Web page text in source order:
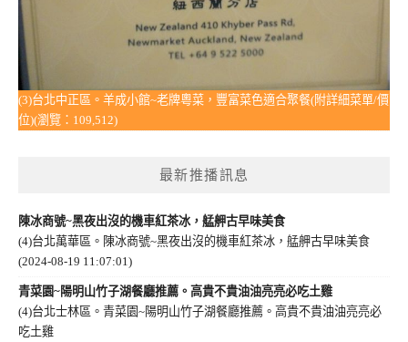
(3)台北中正區。羊成小館~老牌粵菜，豐富菜色適合聚餐(附詳細菜單/價
位)(瀏覽：109,512)
最新推播訊息
陳冰商號~黑夜出沒的機車紅茶冰，艋舺古早味美食
(4)台北萬華區。陳冰商號~黑夜出沒的機車紅茶冰，艋舺古早味美食
(2024-08-19 11:07:01)
青菜園~陽明山竹子湖餐廳推薦。高貴不貴油油亮亮必吃土雞
(4)台北士林區。青菜園~陽明山竹子湖餐廳推薦。高貴不貴油油亮亮必
吃土雞